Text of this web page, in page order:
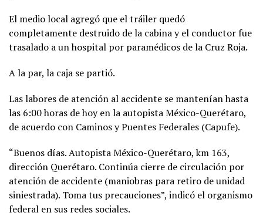
El medio local agregó que el tráiler quedó
completamente destruido de la cabina y el conductor fue
trasalado a un hospital por paramédicos de la Cruz Roja.
A la par, la caja se partió.
Las labores de atención al accidente se mantenían hasta
las 6:00 horas de hoy en la autopista México-Querétaro,
de acuerdo con Caminos y Puentes Federales (Capufe).
“Buenos días. Autopista México-Querétaro, km 163,
dirección Querétaro. Continúa cierre de circulación por
atención de accidente (maniobras para retiro de unidad
siniestrada). Toma tus precauciones”, indicó el organismo
federal en sus redes sociales.